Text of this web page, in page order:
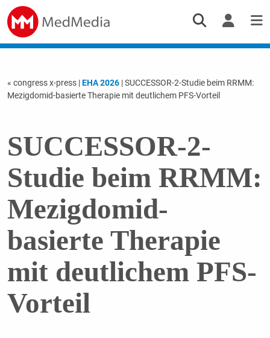
« congress x-press |EHA 2026| SUCCESSOR-2-Studie beim RRMM:
Mezigdomid-basierte Therapie mit deutlichem PFS-Vorteil
SUCCESSOR-2-
Studie beim RRMM:
Mezigdomid-
basierte Therapie
mit deutlichem PFS-
Vorteil